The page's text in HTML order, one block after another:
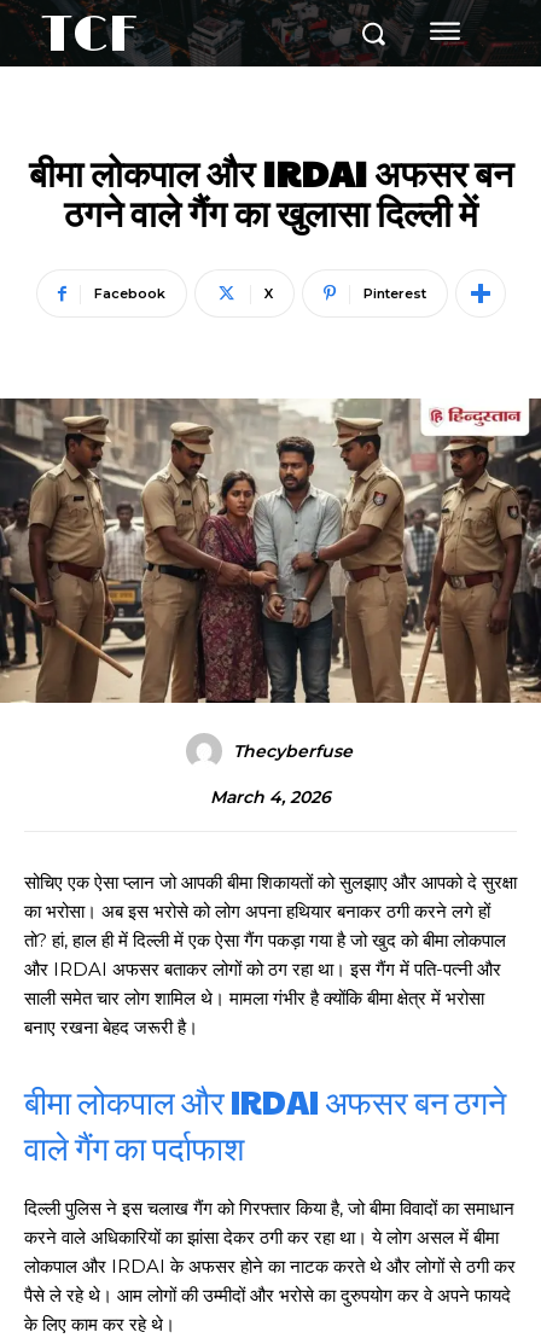
TCF
बीमा लोकपाल और IRDAI अफसर बन
ठगने वाले गैंग का खुलासा दिल्ली में
Facebook X Pinterest
Thecyberfuse
March 4, 2026
सोचिए एक ऐसा प्लान जो आपकी बीमा शिकायतों को सुलझाए और आपको दे सुरक्षा
का भरोसा। अब इस भरोसे को लोग अपना हथियार बनाकर ठगी करने लगे हों
तो? हां, हाल ही में दिल्ली में एक ऐसा गैंग पकड़ा गया है जो खुद को बीमा लोकपाल
और IRDAI अफसर बताकर लोगों को ठग रहा था। इस गैंग में पति-पत्नी और
साली समेत चार लोग शामिल थे। मामला गंभीर है क्योंकि बीमा क्षेत्र में भरोसा
बनाए रखना बेहद जरूरी है।
बीमा लोकपाल और IRDAI अफसर बन ठगने
वाले गैंग का पर्दाफाश
दिल्ली पुलिस ने इस चलाख गैंग को गिरफ्तार किया है, जो बीमा विवादों का समाधान
करने वाले अधिकारियों का झांसा देकर ठगी कर रहा था। ये लोग असल में बीमा
लोकपाल और IRDAI के अफसर होने का नाटक करते थे और लोगों से ठगी कर
पैसे ले रहे थे। आम लोगों की उम्मीदों और भरोसे का दुरुपयोग कर वे अपने फायदे
के लिए काम कर रहे थे।